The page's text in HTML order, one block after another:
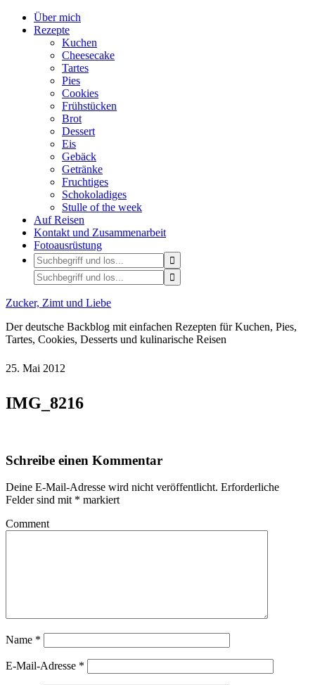
Über mich
Rezepte
Kuchen
Cheesecake
Tartes
Pies
Cookies
Frühstücken
Brot
Dessert
Eis
Gebäck
Getränke
Fruchtiges
Schokoladiges
Stulle of the week
Auf Reisen
Kontakt und Zusammenarbeit
Fotoausrüstung
Zucker, Zimt und Liebe
Der deutsche Backblog mit einfachen Rezepten für Kuchen, Pies,
Tartes, Cookies, Desserts und kulinarische Reisen
25. Mai 2012
IMG_8216
Schreibe einen Kommentar
Deine E-Mail-Adresse wird nicht veröffentlicht. Erforderliche
Felder sind mit * markiert
Comment
Name *
E-Mail-Adresse *